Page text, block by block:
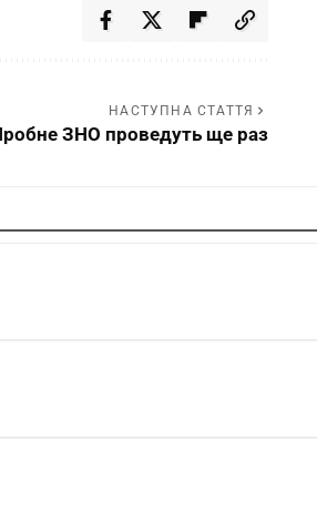
НАСТУПНА СТАТТЯ
ЗНО проведуть ще раз